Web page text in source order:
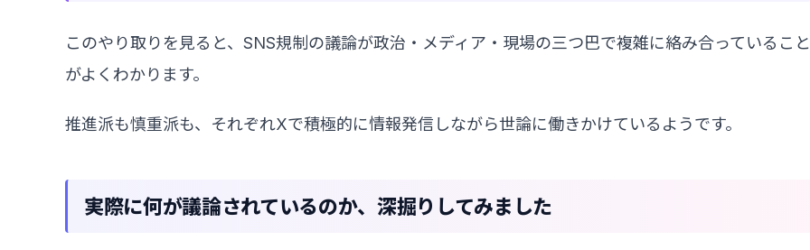
このやり取りを見ると、SNS規制の議論が政治・メディア・現場の三つ巴で複雑に絡み合っていること
がよくわかります。
推進派も慎重派も、それぞれXで積極的に情報発信しながら世論に働きかけているようです。
実際に何が議論されているのか、深掘りしてみました